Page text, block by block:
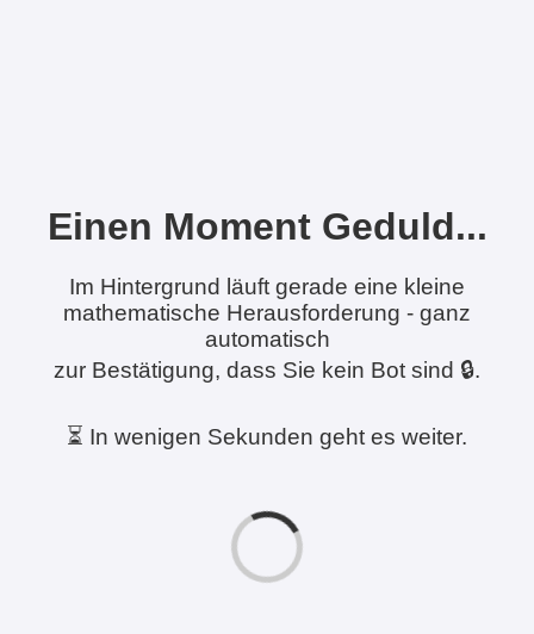
Einen Moment Geduld...
Im Hintergrund läuft gerade eine kleine
mathematische Herausforderung - ganz
automatisch
zur Bestätigung, dass Sie kein Bot sind 🔒.
⏳ In wenigen Sekunden geht es weiter.